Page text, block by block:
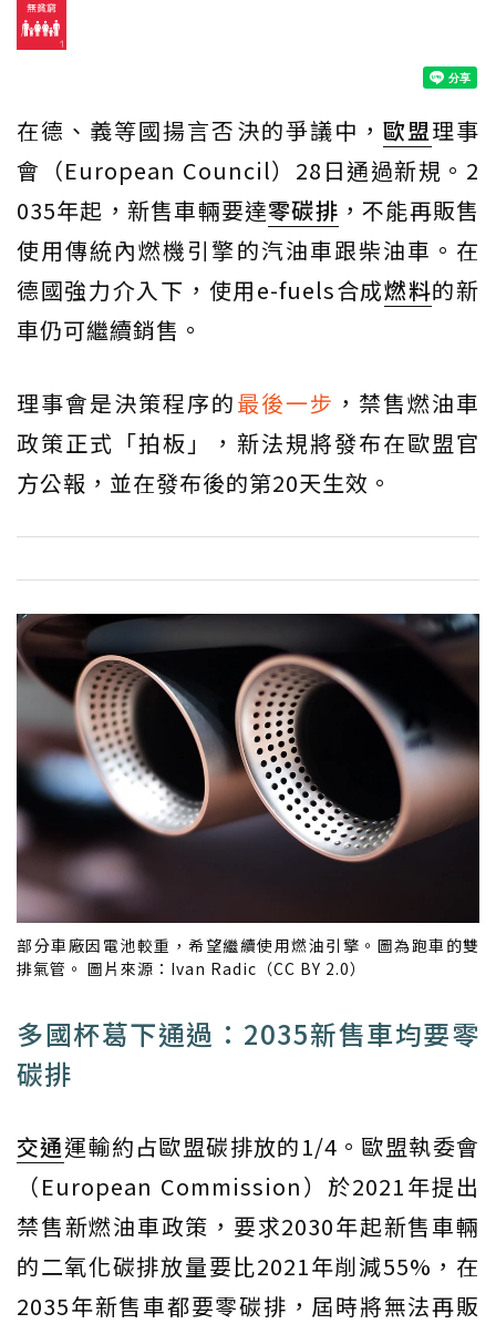
在德、義等國揚言否決的爭議中， 歐盟理事
會（European Council）28日通過新規。2
035年起，新售車輛要達零碳排 ，不能再販售
使用傳統內燃機引擎的汽油車跟柴油車。在
德國強力介入下，使用e-fuels合成燃料的新
車仍可繼續銷售。
理事會是決策程序的最後一步 ，禁售燃油車
政策正式「拍板」，新法規將發布在歐盟官
方公報，並在發布後的第20天生效。
部分車廠因電池較重，希望繼續使用燃油引擎。圖為跑車的雙
排氣管。 圖片來源：Ivan Radic（CC BY 2.0）
多國杯葛下通過：2035新售車均要零
碳排
交通運輸約占歐盟碳排放的1/4。歐盟執委會
（European Commission）於2021年提出
禁售新燃油車政策，要求2030年起新售車輛
的二氧化碳排放量要比2021年削減55%，在
2035年新售車都要零碳排，屆時將無法再販